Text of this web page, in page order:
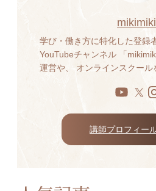
mikimiki
学び・働き方に特化した登録
YouTubeチャンネル 「
運営や、 オンラインスクール
講師プロフィー